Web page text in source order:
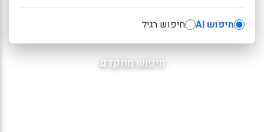
חיפוש AI חיפוש רגיל
חיפוש מתקדם